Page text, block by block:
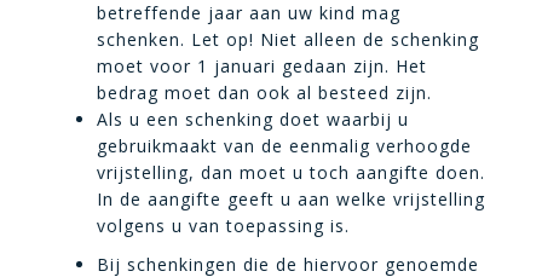
betreffende jaar aan uw kind mag
schenken. Let op! Niet alleen de schenking
moet voor 1 januari gedaan zijn. Het
bedrag moet dan ook al besteed zijn.
Als u een schenking doet waarbij u
gebruikmaakt van de eenmalig verhoogde
vrijstelling, dan moet u toch aangifte doen.
In de aangifte geeft u aan welke vrijstelling
volgens u van toepassing is.
Bij schenkingen die de hiervoor genoemde